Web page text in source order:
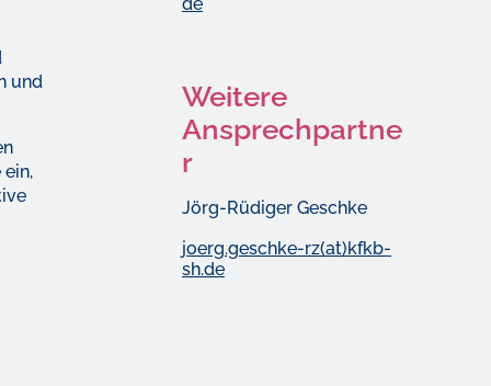
und
Weitere
Ansprechpartne
r
Jörg-Rüdiger Geschke
joerg.geschke-rz(at)kfkb-
sh.de